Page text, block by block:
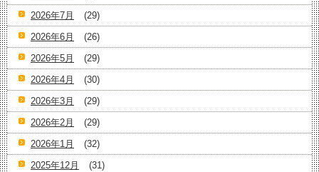
2026年7月
(29)
2026年6月
(26)
2026年5月
(29)
2026年4月
(30)
2026年3月
(29)
2026年2月
(29)
2026年1月
(32)
2025年12月
(31)